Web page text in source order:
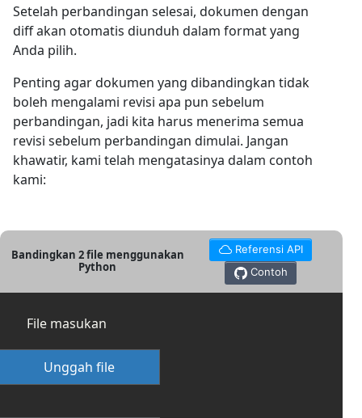
Setelah perbandingan selesai, dokumen dengan
diff akan otomatis diunduh dalam format yang
Anda pilih.
Penting agar dokumen yang dibandingkan tidak
boleh mengalami revisi apa pun sebelum
perbandingan, jadi kita harus menerima semua
revisi sebelum perbandingan dimulai. Jangan
khawatir, kami telah mengatasinya dalam contoh
kami:
Bandingkan 2 file menggunakan
Python
Referensi API
Contoh
File masukan
Unggah file